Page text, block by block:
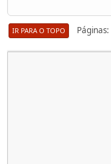
IR PARA O TOPO Páginas